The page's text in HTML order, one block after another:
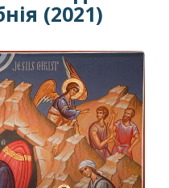
(2021)